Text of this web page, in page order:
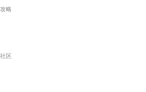
略
区